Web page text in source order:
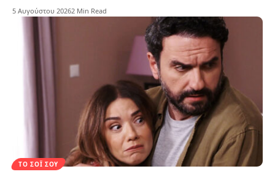
5 Αυγούστου 20262 Min Read
ΤΟ ΣΌΙ ΣΟΥ